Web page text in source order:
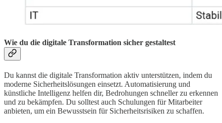
Wie du die digitale Transformation sicher gestaltest
Du kannst die digitale Transformation aktiv unterstützen, indem du
moderne Sicherheitslösungen einsetzt. Automatisierung und
künstliche Intelligenz helfen dir, Bedrohungen schneller zu erkennen
und zu bekämpfen. Du solltest auch Schulungen für Mitarbeiter
anbieten, um ein Bewusstsein für Sicherheitsrisiken zu schaffen.